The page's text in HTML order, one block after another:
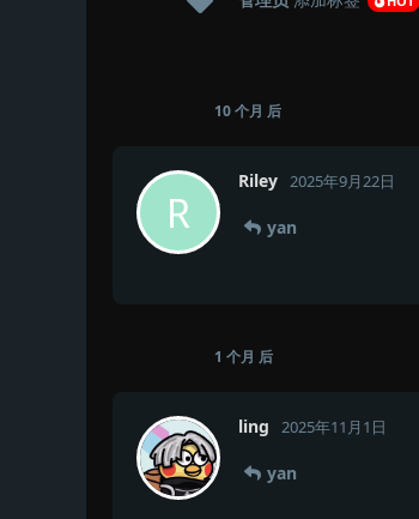
10 个月 后
R
Riley 2025年9月22日
yan
1 个月 后
ling 2025年11月1日
yan